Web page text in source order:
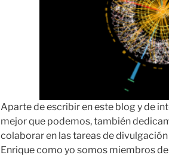
Aparte de escribir en este blog y de
mejor que podemos, también
colaborar en las tareas de
Enrique como yo somos miembros